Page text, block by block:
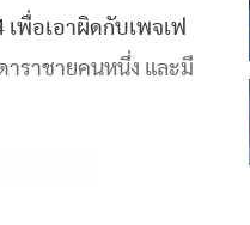
เพื่อเอาผิดกับเพจเฟ
ราชายคนหนึ่ง และมี